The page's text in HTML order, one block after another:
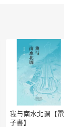
我与南水北调【電
子書】